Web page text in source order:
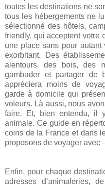
toutes les destinations ne
tous les hébergements ne
sélectionné des hôtels,
friendly, qui acceptent votre
une place sans pour autant
exorbitant. Des
alentours, des bois, des
gambader et partager de
appréciera moins de
garde à domicile qui
voleurs. Là aussi, nous
faire. Et, bien entendu, il
animale. Ce guide en
coins de la France et dans
proposons de voyager avec
Enfin, pour chaque
adresses d’animaleries,